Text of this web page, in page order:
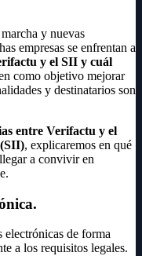
y nuevas
empresas se enfrentan a
y el SII y cuál
como objetivo mejorar
y destinatarios son
entre Verifactu y el
, explicaremos en qué
a convivir en
.
de forma
a los requisitos legales.